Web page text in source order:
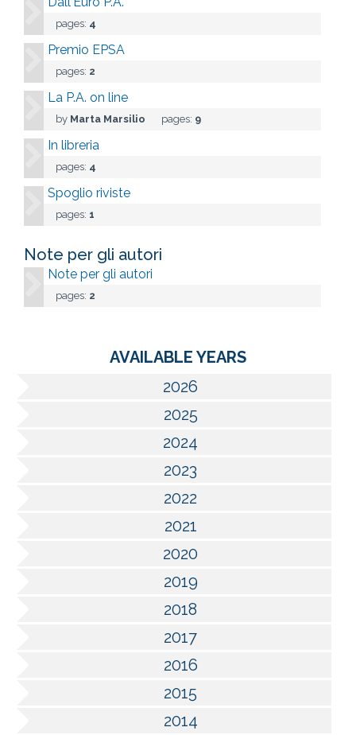
pages: 4
Premio EPSA
pages: 2
La P.A. on line
by Marta Marsilio pages: 9
In libreria
pages: 4
Spoglio riviste
pages: 1
Note per gli autori
Note per gli autori
pages: 2
AVAILABLE YEARS
2026
2025
2024
2023
2022
2021
2020
2019
2018
2017
2016
2015
2014